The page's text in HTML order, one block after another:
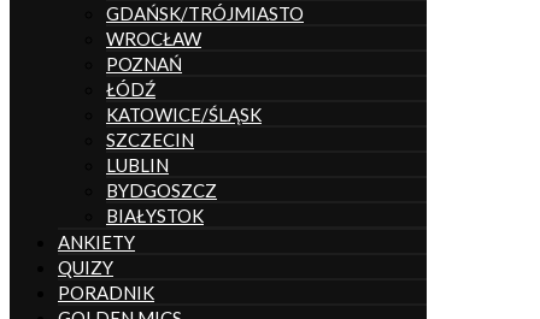
GDAŃSK/TRÓJMIASTO
WROCŁAW
POZNAŃ
ŁÓDŹ
KATOWICE/ŚLĄSK
SZCZECIN
LUBLIN
BYDGOSZCZ
BIAŁYSTOK
ANKIETY
QUIZY
PORADNIK